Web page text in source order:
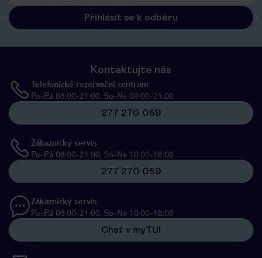
Přihlásit se k odběru
Kontaktujte nás
Telefonické rezervační centrum
Po-Pá 08:00-21:00, So-Ne 09:00-21:00
277 270 059
Zákaznický servis
Po-Pá 08:00-21:00, So-Ne 10:00-18:00
277 270 059
Zákaznický servis
Po-Pá 08:00-21:00, So-Ne 10:00-18:00
Chat v myTUI